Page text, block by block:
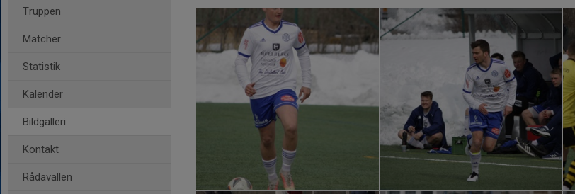
Truppen
Matcher
Statistik
Kalender
Bildgalleri
Kontakt
Rådavallen